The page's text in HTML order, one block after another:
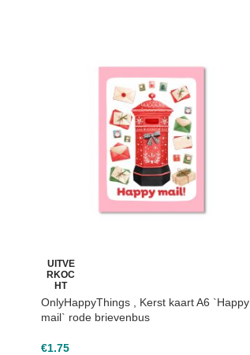
UITVE
RKOC
HT
OnlyHappyThings , Kerst kaart A6 `Happy
mail` rode brievenbus
€1.75